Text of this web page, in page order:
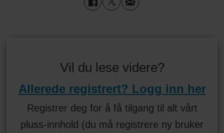
Vil du lese videre?
Allerede registrert? Logg inn her
Registrer deg for å få tilgang til alt vårt
pluss-innhold (du må registrere ny bruker